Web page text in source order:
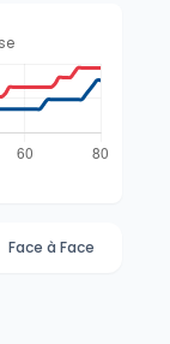
Face à Face